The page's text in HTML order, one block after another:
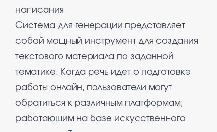
написания
Система для генерации представляет
собой мощный инструмент для создания
текстового материала по заданной
тематике. Когда речь идет о подготовке
работы онлайн, пользователи могут
обратиться к различным платформам,
работающим на базе искусственного